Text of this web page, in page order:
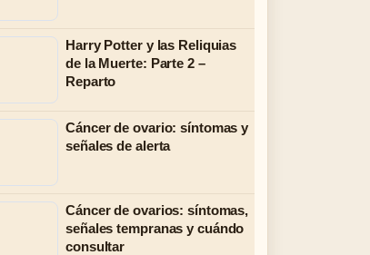
Harry Potter y las Reliquias
de la Muerte: Parte 2 –
Reparto
Cáncer de ovario: síntomas y
señales de alerta
Cáncer de ovarios: síntomas,
señales tempranas y cuándo
consultar